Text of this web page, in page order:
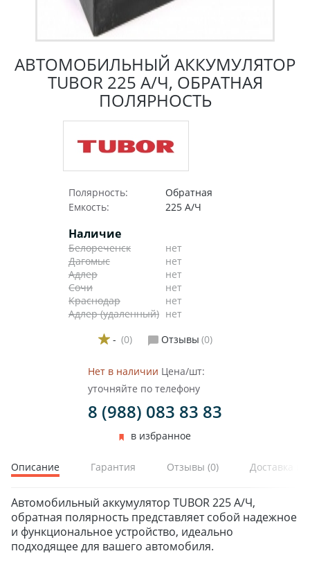
АВТОМОБИЛЬНЫЙ АККУМУЛЯТОР
TUBOR 225 А/Ч, ОБРАТНАЯ
ПОЛЯРНОСТЬ
Полярность:
Обратная
Емкость:
225 А/Ч
Наличие
Белореченск
нет
Дагомыс
нет
Адлер
нет
Сочи
нет
Краснодар
нет
Адлер (удаленный) нет
- (0) Отзывы (0)
Нет в наличии Цена/шт:
уточняйте по телефону
8 (988) 083 83 83
в избранное
Описание Гарантия Отзывы (0) Доставка и
Автомобильный аккумулятор TUBOR 225 А/Ч,
обратная полярность представляет собой надежное
и функциональное устройство, идеально
подходящее для вашего автомобиля.